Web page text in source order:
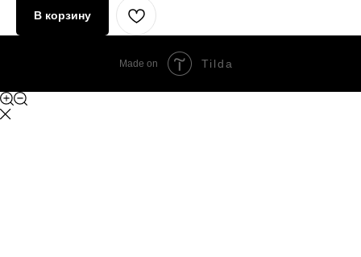
В корзину
Made on Tilda